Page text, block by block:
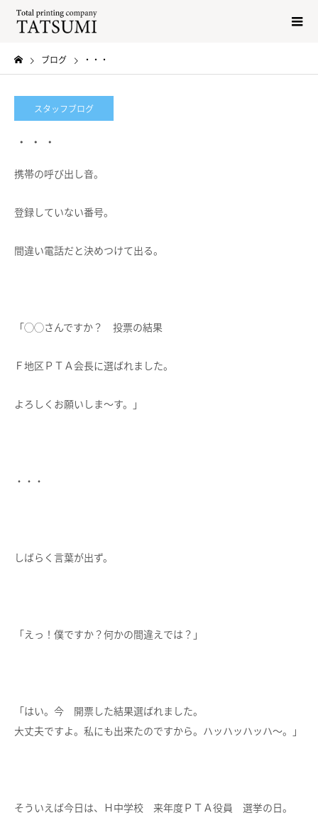
ブログ ・・・
スタッフブログ
・・・
携帯の呼び出し音。
登録していない番号。
間違い電話だと決めつけて出る。
「◯◯さんですか？ 投票の結果
Ｆ地区ＰＴＡ会長に選ばれました。
よろしくお願いしま～す。」
・・・
しばらく言葉が出ず。
「えっ！僕ですか？何かの間違えでは？」
「はい。今 開票した結果選ばれました。
大丈夫ですよ。私にも出来たのですから。ハッハッハッハ～。」
そういえば今日は、Ｈ中学校 来年度ＰＴＡ役員 選挙の日。